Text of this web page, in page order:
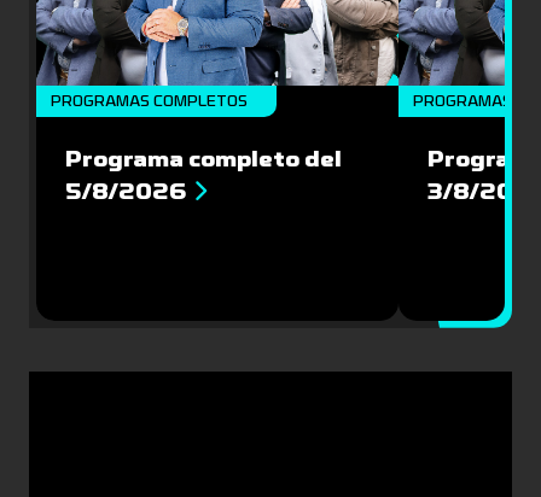
PROGRAMAS COMPLETOS
Programa completo del
5/8/2026
PROGRAMAS
3/8/